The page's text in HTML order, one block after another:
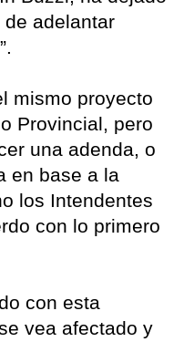
adelantar
mismo proyecto
Provincial, pero
una adenda, o
en base a la
los Intendentes
con lo primero
con esta
vea afectado y